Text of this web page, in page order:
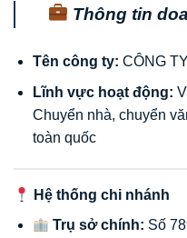
Thông tin
Tên công ty: CÔNG
Lĩnh vực hoạt động:
Chuyển nhà, chuyển
toàn quốc
Hệ thống chi nhánh
Trụ sở chính: Số